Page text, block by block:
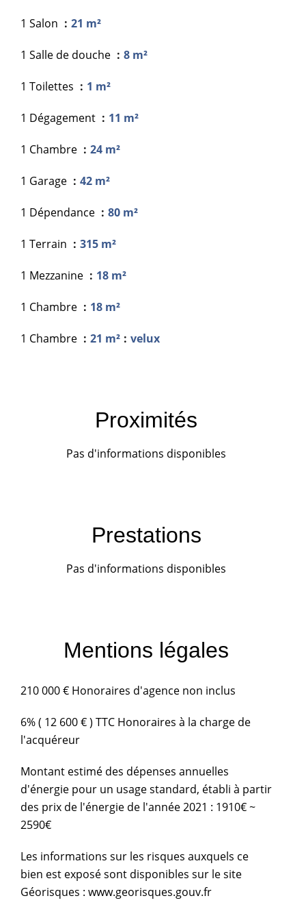
1 Salon 21 m²
1 Salle de douche 8 m²
1 Toilettes 1 m²
1 Dégagement 11 m²
1 Chambre 24 m²
1 Garage 42 m²
1 Dépendance 80 m²
1 Terrain 315 m²
1 Mezzanine 18 m²
1 Chambre 18 m²
1 Chambre 21 m² velux
Proximités
Pas d'informations disponibles
Prestations
Pas d'informations disponibles
Mentions légales
210 000 € Honoraires d'agence non inclus
6% ( 12 600 € ) TTC Honoraires à la charge de
l'acquéreur
Montant estimé des dépenses annuelles
d'énergie pour un usage standard, établi à partir
des prix de l'énergie de l'année 2021 : 1910€ ~
2590€
Les informations sur les risques auxquels ce
bien est exposé sont disponibles sur le site
Géorisques : www.georisques.gouv.fr